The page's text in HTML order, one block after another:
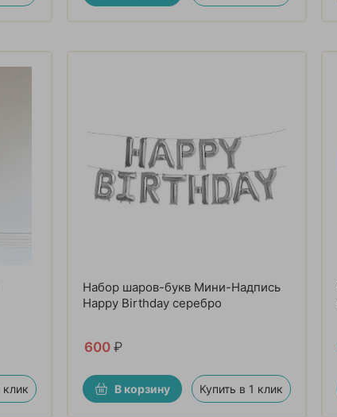
клик
Набор шаров-букв Мини-Надпись
Happy Birthday серебро
600 ₽
В корзину Купить в 1 клик